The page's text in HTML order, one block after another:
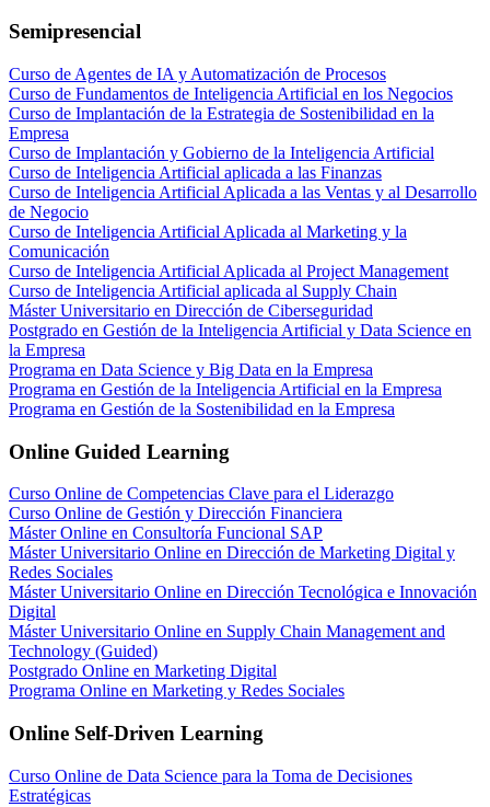
Semipresencial
Curso de Agentes de IA y Automatización de Procesos
Curso de Fundamentos de Inteligencia Artificial en los Negocios
Curso de Implantación de la Estrategia de Sostenibilidad en la
Empresa
Curso de Implantación y Gobierno de la Inteligencia Artificial
Curso de Inteligencia Artificial aplicada a las Finanzas
Curso de Inteligencia Artificial Aplicada a las Ventas y al Desarrollo
de Negocio
Curso de Inteligencia Artificial Aplicada al Marketing y la
Comunicación
Curso de Inteligencia Artificial Aplicada al Project Management
Curso de Inteligencia Artificial aplicada al Supply Chain
Máster Universitario en Dirección de Ciberseguridad
Postgrado en Gestión de la Inteligencia Artificial y Data Science en
la Empresa
Programa en Data Science y Big Data en la Empresa
Programa en Gestión de la Inteligencia Artificial en la Empresa
Programa en Gestión de la Sostenibilidad en la Empresa
Online Guided Learning
Curso Online de Competencias Clave para el Liderazgo
Curso Online de Gestión y Dirección Financiera
Máster Online en Consultoría Funcional SAP
Máster Universitario Online en Dirección de Marketing Digital y
Redes Sociales
Máster Universitario Online en Dirección Tecnológica e Innovación
Digital
Máster Universitario Online en Supply Chain Management and
Technology (Guided)
Postgrado Online en Marketing Digital
Programa Online en Marketing y Redes Sociales
Online Self-Driven Learning
Curso Online de Data Science para la Toma de Decisiones
Estratégicas